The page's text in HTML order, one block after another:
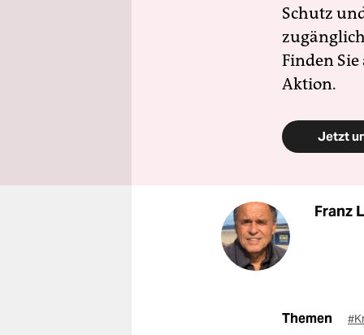
Schutz
Finden
Aktion.
Jetzt
Franz
Themen